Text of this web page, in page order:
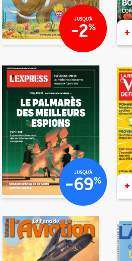
JUSQU'À
-2% +
JUSQU'À
-69%
€30
€80
+